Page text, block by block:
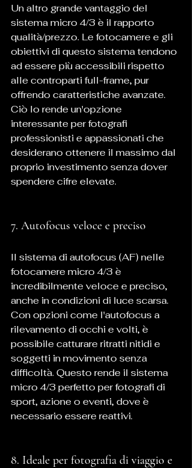
Un altro grande vantaggio del
sistema micro 4/3 è il rapporto
qualità/prezzo. Le fotocamere e gli
obiettivi di questo sistema tendono
ad essere più accessibili rispetto
alle controparti full-frame, pur
offrendo caratteristiche avanzate.
Ciò lo rende un'opzione
interessante per fotografi
professionisti e appassionati che
desiderano ottenere il massimo dal
proprio investimento senza dover
spendere cifre elevate.
7. Autofocus veloce e preciso
Il sistema di autofocus (AF) nelle
fotocamere micro 4/3 è
incredibilmente veloce e preciso,
anche in condizioni di luce scarsa.
Con opzioni come l'autofocus a
rilevamento di occhi e volti, è
possibile catturare ritratti nitidi e
soggetti in movimento senza
difficoltà. Questo rende il sistema
micro 4/3 perfetto per fotografi di
sport, azione o eventi, dove è
necessario essere reattivi.
8. Ideale per fotografia di viaggio e